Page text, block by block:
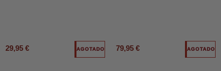
29,95 € AGOTADO 79,95 € AGOTADO